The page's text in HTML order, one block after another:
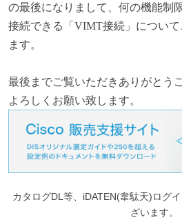
の最後になりまして、何の機能制
接続できる「VIMT接続」につい
ます。
最後までご覧いただきありがとう
よろしくお願い致します。
カタログDL等、iDATEN(韋駄天)ログ
ざいます。